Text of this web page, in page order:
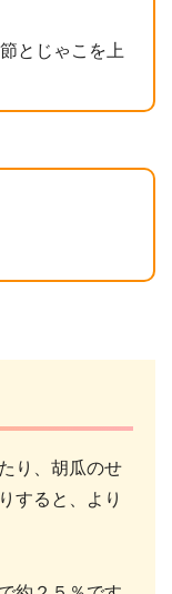
とじゃこを上
り、胡瓜のせ
すると、より